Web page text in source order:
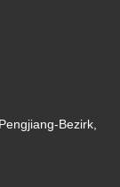
Bezirk,